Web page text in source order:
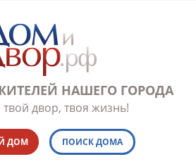
НАШЕГО ГОРОДА
двор, твоя жизнь!
ДОМ ПОИСК ДОМА